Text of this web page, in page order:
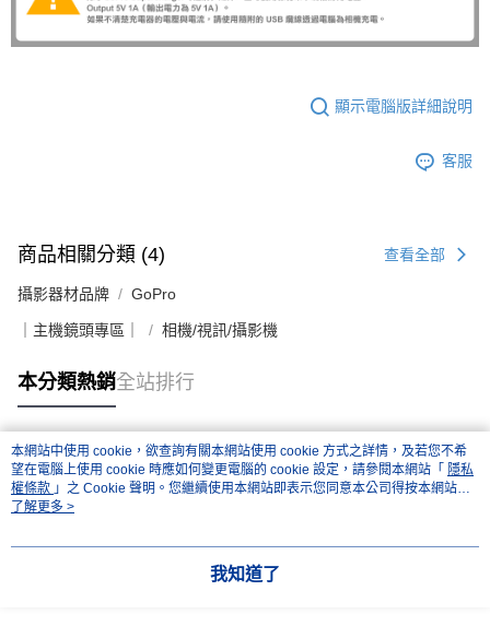
顯示電腦版詳細說明
客服
商品相關分類 (4) 查看全部
攝影器材品牌 GoPro
｜主機鏡頭專區｜ 相機/視訊/攝影機
本分類熱銷全站排行
熱門標籤
本網站中使用 cookie，欲查詢有關本網站使用 cookie 方式之詳情，及若您不希
望在電腦上使用 cookie 時應如何變更電腦的 cookie 設定，請參閱本網站「 隱私
權條款 」之 Cookie 聲明。您繼續使用本網站即表示您同意本公司得按本網站使
用條款之 Cookie 聲明使用 cookie。
了解更多 >
我知道了